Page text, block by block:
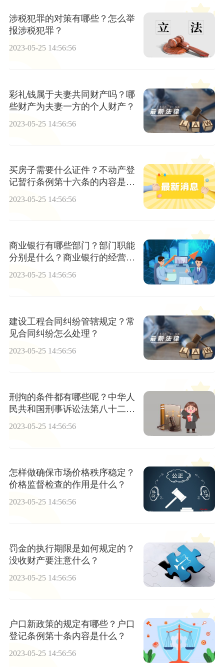
涉税犯罪的对策有哪些？怎么举
报涉税犯罪？
2023-05-25 14:56:56
彩礼钱属于夫妻共同财产吗？哪
些财产为夫妻一方的个人财产？
2023-05-25 14:56:56
买房子需要什么证件？不动产登
记暂行条例第十六条的内容是什
2023-05-25 14:56:56
商业银行有哪些部门？部门职能
分别是什么？商业银行的经营原
则有哪些？
2023-05-25 14:56:56
建设工程合同纠纷管辖规定？常
见​合同纠纷怎么处理？
2023-05-25 14:56:56
刑拘的条件都有哪些呢？中华人
民共和国刑事诉讼法第八十二条
内容
2023-05-25 14:56:56
怎样做确保市场价格秩序稳定？
价格监督检查的作用是什么？
2023-05-25 14:56:56
罚金的执行期限是如何规定的？
没收财产要注意什么？
2023-05-25 14:56:56
户口新政策的规定有哪些？户口
登记条例第十条内容是什么？
2023-05-25 14:56:56